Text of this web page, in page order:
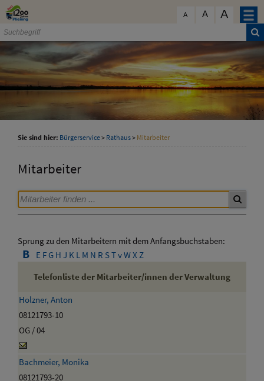
Zum Inhalt
A A A
Sie sind hier: Bürgerservice> Rathaus> Mitarbeiter
Mitarbeiter
Sprung zu den Mitarbeitern mit dem Anfangsbuchstaben:
B E FG H J K L M N R STvWXZ
Telefonliste der Mitarbeiter/innen der Verwaltung
Holzner, Anton
08121793-10
OG / 04
Bachmeier, Monika
08121793-20
schließen